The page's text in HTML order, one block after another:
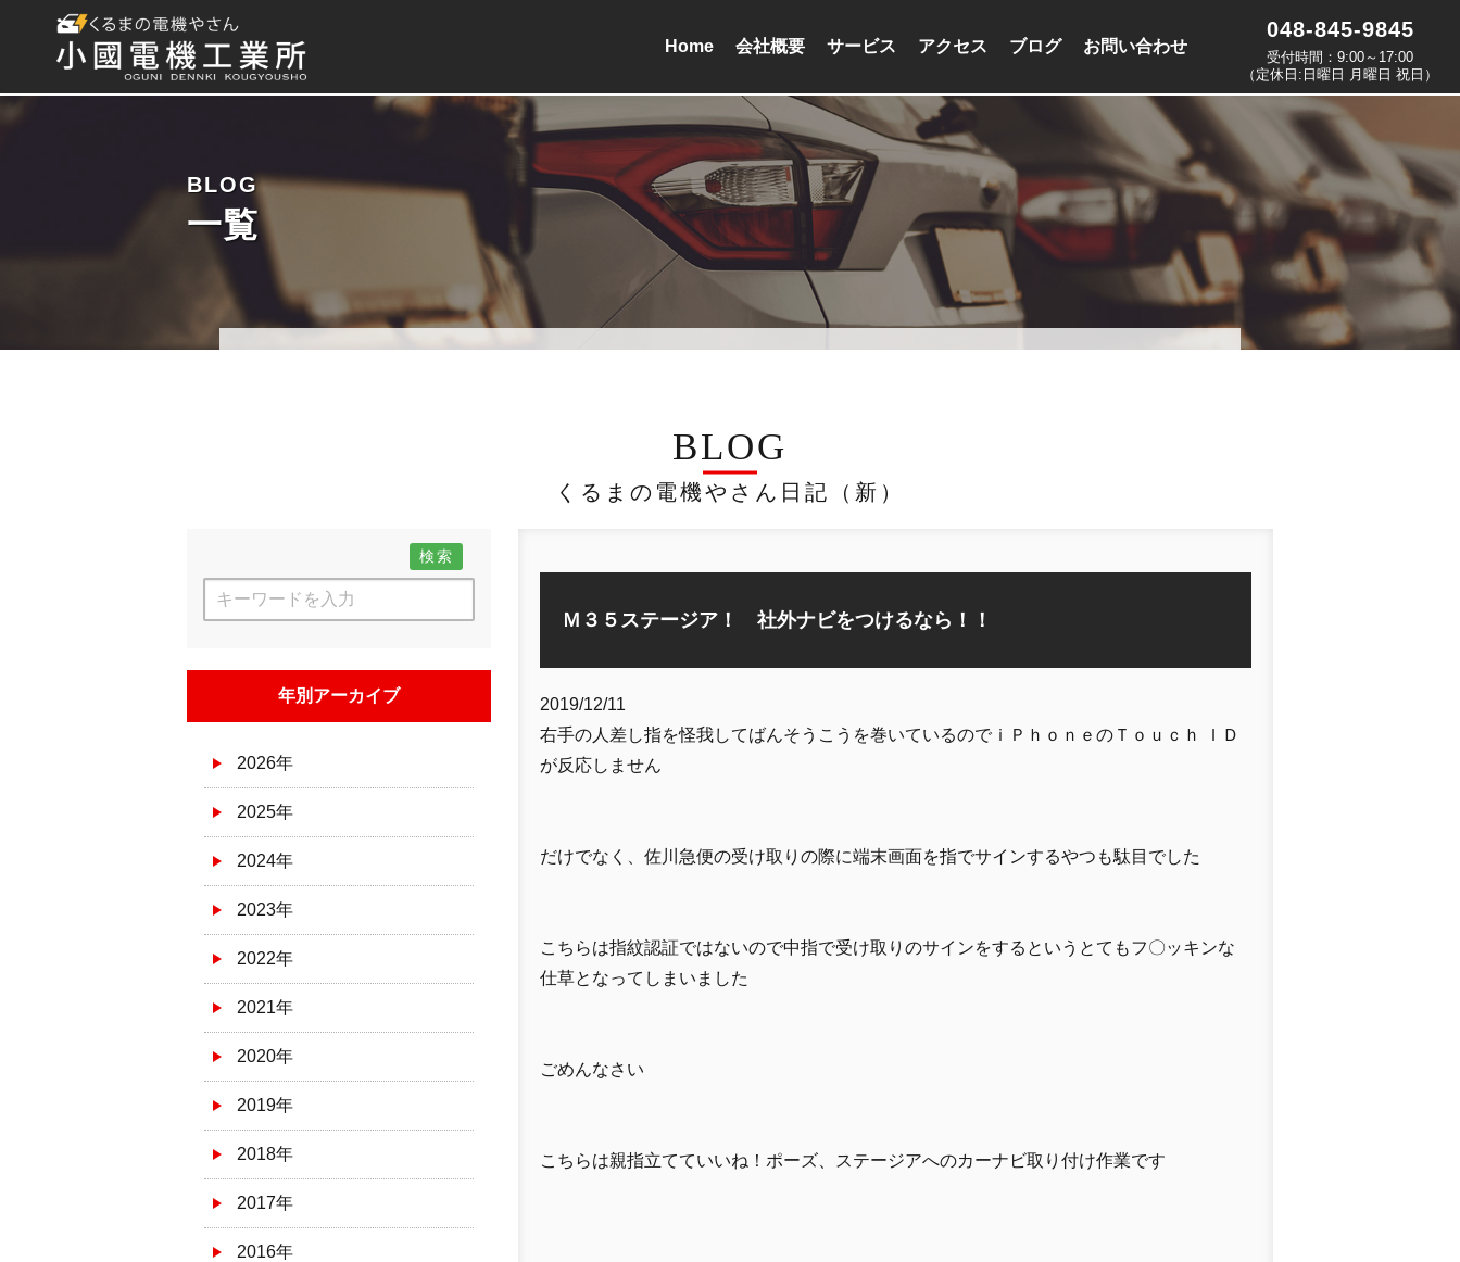
Home 会社概要 サービス アクセス ブログ お問い合わせ
048-845-9845
受付時間：9:00～17:00
（定休日:日曜日 月曜日 祝日）
BLOG
一覧
BLOG
くるまの電機やさん日記（新）
検索
年別アーカイブ
2026年
2025年
2024年
2023年
2022年
2021年
2020年
2019年
2018年
2017年
2016年
Ｍ３５ステージア！ 社外ナビをつけるなら！！
2019/12/11
右手の人差し指を怪我してばんそうこうを巻いているのでｉＰｈｏｎｅのＴｏｕｃｈ ＩＤ
が反応しません
だけでなく、佐川急便の受け取りの際に端末画面を指でサインするやつも駄目でした
こちらは指紋認証ではないので中指で受け取りのサインをするというとてもフ〇ッキンな
仕草となってしまいました
ごめんなさい
こちらは親指立てていいね！ポーズ、ステージアへのカーナビ取り付け作業です